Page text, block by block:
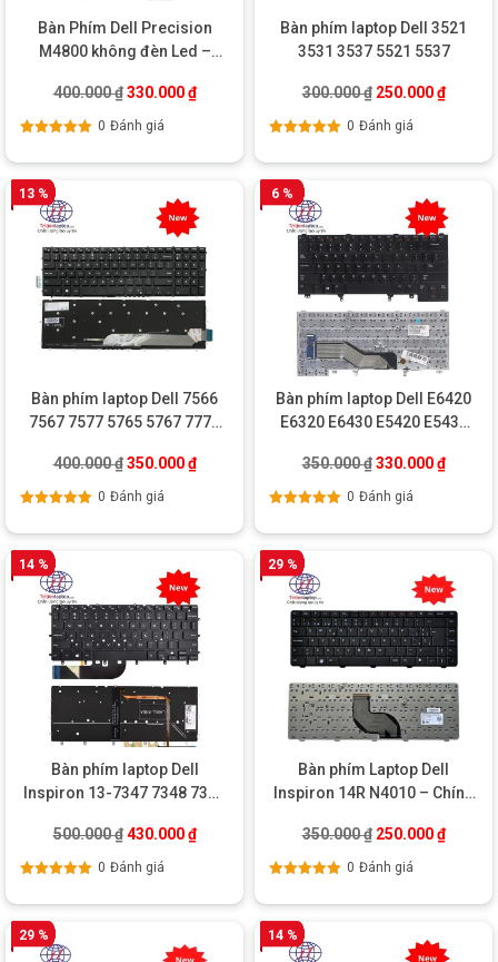
Bàn Phím Dell Precision
M4800 không đèn Led –
400.000₫ Giá gốc là: 400.000 ₫.
330.000₫Giá hiện tại là: 330.000 ₫.
0 Đánh giá
Bàn phím laptop Dell 3521
3531 3537 5521 5537
300.000₫ Giá gốc là:
250.000₫Giá
0 Đánh giá
13 %
Bàn phím laptop Dell 7566
7567 7577 5765 5767 7773
400.000₫ Giá gốc là: 400.000 ₫.
350.000₫Giá hiện tại là: 350.000 ₫.
0 Đánh giá
6 %
Bàn phím laptop Dell E6420
E6320 E6430 E5420 E5430
350.000₫ Giá gốc là:
330.000₫Giá
0 Đánh giá
14 %
Bàn phím laptop Dell
Inspiron 13-7347 7348 7352
500.000₫ Giá gốc là: 500.000 ₫.
430.000₫Giá hiện tại là: 430.000 ₫.
0 Đánh giá
29 %
Bàn phím Laptop Dell
Inspiron 14R N4010 – Chính
350.000₫ Giá gốc là:
250.000₫Giá
0 Đánh giá
29 % 14 %